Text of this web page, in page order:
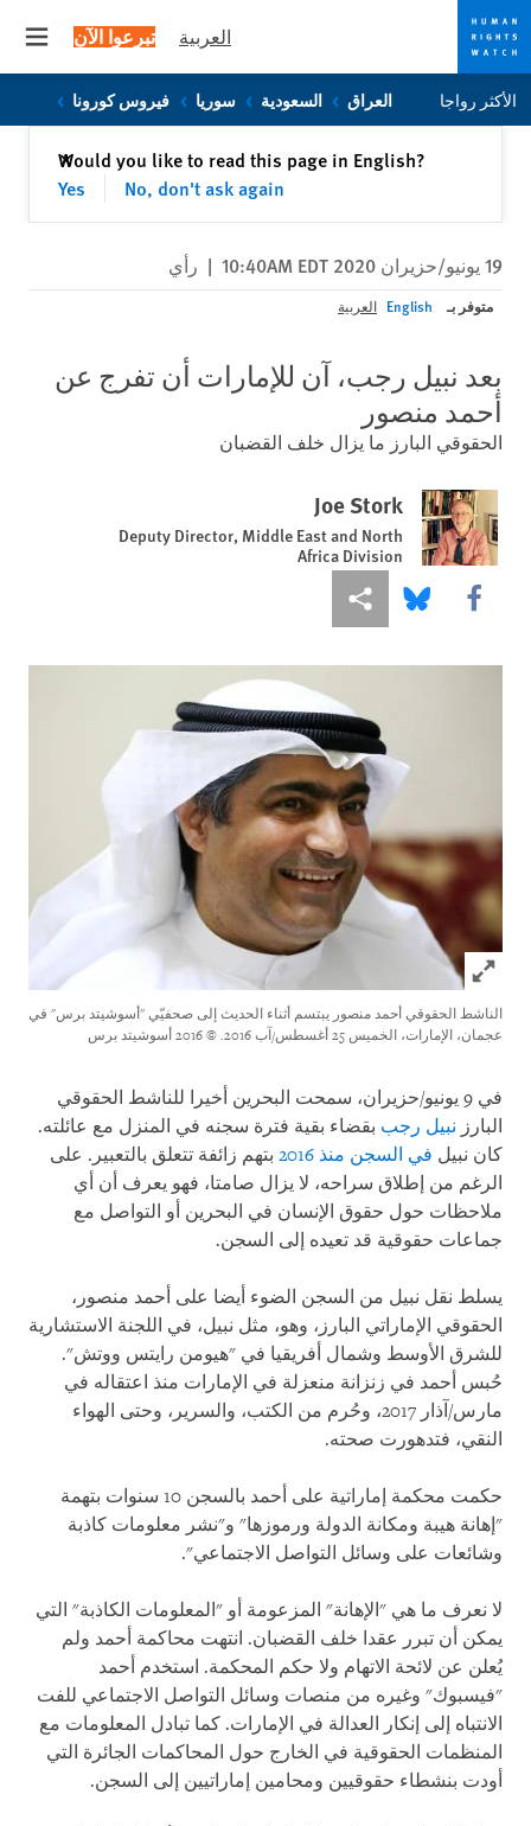
Skip
to
Skip
to
العربية تبرعوا الآن
الأكثر رواجا العراق السعودية سوريا فيروس كورونا
Would you like to read this page in English?
Yes
No, don't ask again
✕إغلاق
19 يونيو/حزيران 2020 10:40AM EDT | رأي
متوفر بـ English العربية
​​​​​​​بعد نبيل رجب، آن للإمارات أن تفرج عن
أحمد منصور
الحقوقي البارز ما يزال خلف القضبان
Joe Stork
Deputy Director, Middle East and North
Africa Division
Share this via Facebook
Share this via Bluesky
Share this via مشاركة
Click to expand Image
الناشط الحقوقي أحمد منصور يبتسم أثناء الحديث إلى صحفيّي "أسوشيتد برس" في
عجمان، الإمارات، الخميس 25 أغسطس/آب 2016.
© 2016 أسوشيتد برس
في 9 يونيو/حزيران، سمحت البحرين أخيرا للناشط الحقوقي
البارز نبيل رجب بقضاء بقية فترة سجنه في المنزل مع عائلته.
كان نبيل في السجن منذ 2016
بتهم زائفة تتعلق بالتعبير. على
الرغم من إطلاق سراحه، لا يزال صامتا، فهو يعرف أن أي
ملاحظات حول حقوق الإنسان في البحرين أو التواصل مع
جماعات حقوقية قد تعيده إلى السجن.
يسلط نقل نبيل من السجن الضوء أيضا على أحمد منصور،
الحقوقي الإماراتي البارز، وهو، مثل نبيل، في اللجنة الاستشارية
للشرق الأوسط وشمال أفريقيا في "هيومن رايتس ووتش".
حُبس أحمد في زنزانة منعزلة في الإمارات منذ اعتقاله في
مارس/آذار 2017، وحُرم من الكتب، والسرير، وحتى الهواء
النقي، فتدهورت صحته.
حكمت محكمة إماراتية على أحمد بالسجن 10 سنوات بتهمة
"إهانة هيبة ومكانة الدولة ورموزها" و"نشر معلومات كاذبة
وشائعات على وسائل التواصل الاجتماعي".
لا نعرف ما هي "الإهانة" المزعومة أو "المعلومات الكاذبة" التي
يمكن أن تبرر عقدا خلف القضبان. انتهت محاكمة أحمد ولم
يُعلن عن لائحة الاتهام ولا حكم المحكمة. استخدم أحمد
"فيسبوك" وغيره من منصات وسائل التواصل الاجتماعي للفت
الانتباه إلى إنكار العدالة في الإمارات. كما تبادل المعلومات مع
المنظمات الحقوقية في الخارج حول المحاكمات الجائرة التي
أودت بنشطاء حقوقيين ومحامين إماراتيين إلى السجن.